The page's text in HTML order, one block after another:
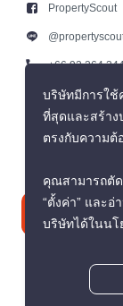
PropertyScout
+66 92 264
+66 92 264
บริษัทมีการใช้
ที่สุดและสร้าง
ตรงกับความ
คุณสามารถตั
“ตั้งค่า” และอ่
บริษัทได้ในนโ